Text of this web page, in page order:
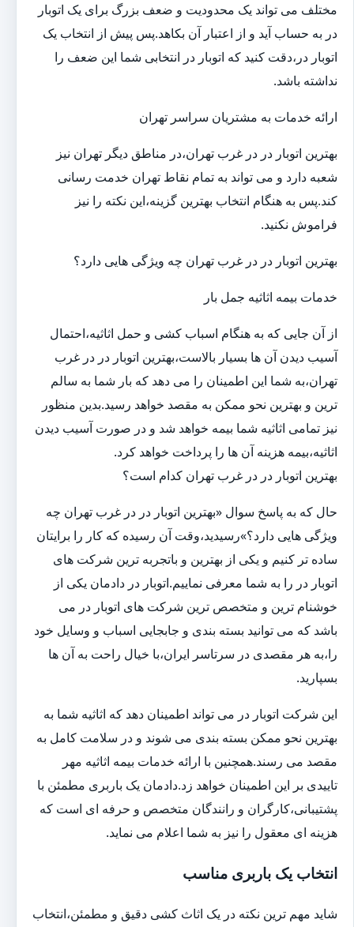
مختلف می تواند یک محدودیت و ضعف بزرگ برای یک اتوبار
در به حساب آید و از اعتبار آن بکاهد.پس پیش از انتخاب یک
اتوبار در،دقت کنید که اتوبار در انتخابی شما این ضعف را
نداشته باشد.
ارائه خدمات به مشتریان سراسر تهران
بهترین اتوبار در در غرب تهران،در مناطق دیگر تهران نیز
شعبه دارد و می تواند به تمام نقاط تهران خدمت رسانی
کند.پس به هنگام انتخاب بهترین گزینه،این نکته را نیز
فراموش نکنید.
بهترین اتوبار در در غرب تهران چه ویژگی هایی دارد؟
خدمات بیمه اثاثیه جمل بار
از آن جایی که به هنگام اسباب کشی و حمل اثاثیه،احتمال
آسیب دیدن آن ها بسیار بالاست،بهترین اتوبار در در غرب
تهران،به شما این اطمینان را می دهد که بار شما به سالم
ترین و بهترین نحو ممکن به مقصد خواهد رسید.بدین منظور
نیز تمامی اثاثیه شما بیمه خواهد شد و در صورت آسیب دیدن
اثاثیه،بیمه هزینه آن ها را پرداخت خواهد کرد.
بهترین اتوبار در در غرب تهران کدام است؟
حال که به پاسخ سوال «بهترین اتوبار در در غرب تهران چه
ویژگی هایی دارد؟»رسیدید،وقت آن رسیده که کار را برایتان
ساده تر کنیم و یکی از بهترین و باتجربه ترین شرکت های
اتوبار در را به شما معرفی نماییم.اتوبار در دادمان یکی از
خوشنام ترین و متخصص ترین شرکت های اتوبار در می
باشد که می توانید بسته بندی و جابجایی اسباب و وسایل خود
را،به هر مقصدی در سرتاسر ایران،با خیال راحت به آن ها
بسپارید.
این شرکت اتوبار در می تواند اطمینان دهد که اثاثیه شما به
بهترین نحو ممکن بسته بندی می شوند و در سلامت کامل به
مقصد می رسند.همچنین با ارائه خدمات بیمه اثاثیه مهر
تاییدی بر این اطمینان خواهد زد.دادمان یک باربری مطمئن با
پشتیبانی،کارگران و رانندگان متخصص و حرفه ای است که
هزینه ای معقول را نیز به شما اعلام می نماید.
انتخاب یک باربری مناسب
شاید مهم ترین نکته در یک اثاث کشی دقیق و مطمئن،انتخاب